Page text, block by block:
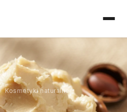
Kosmetyki naturalne